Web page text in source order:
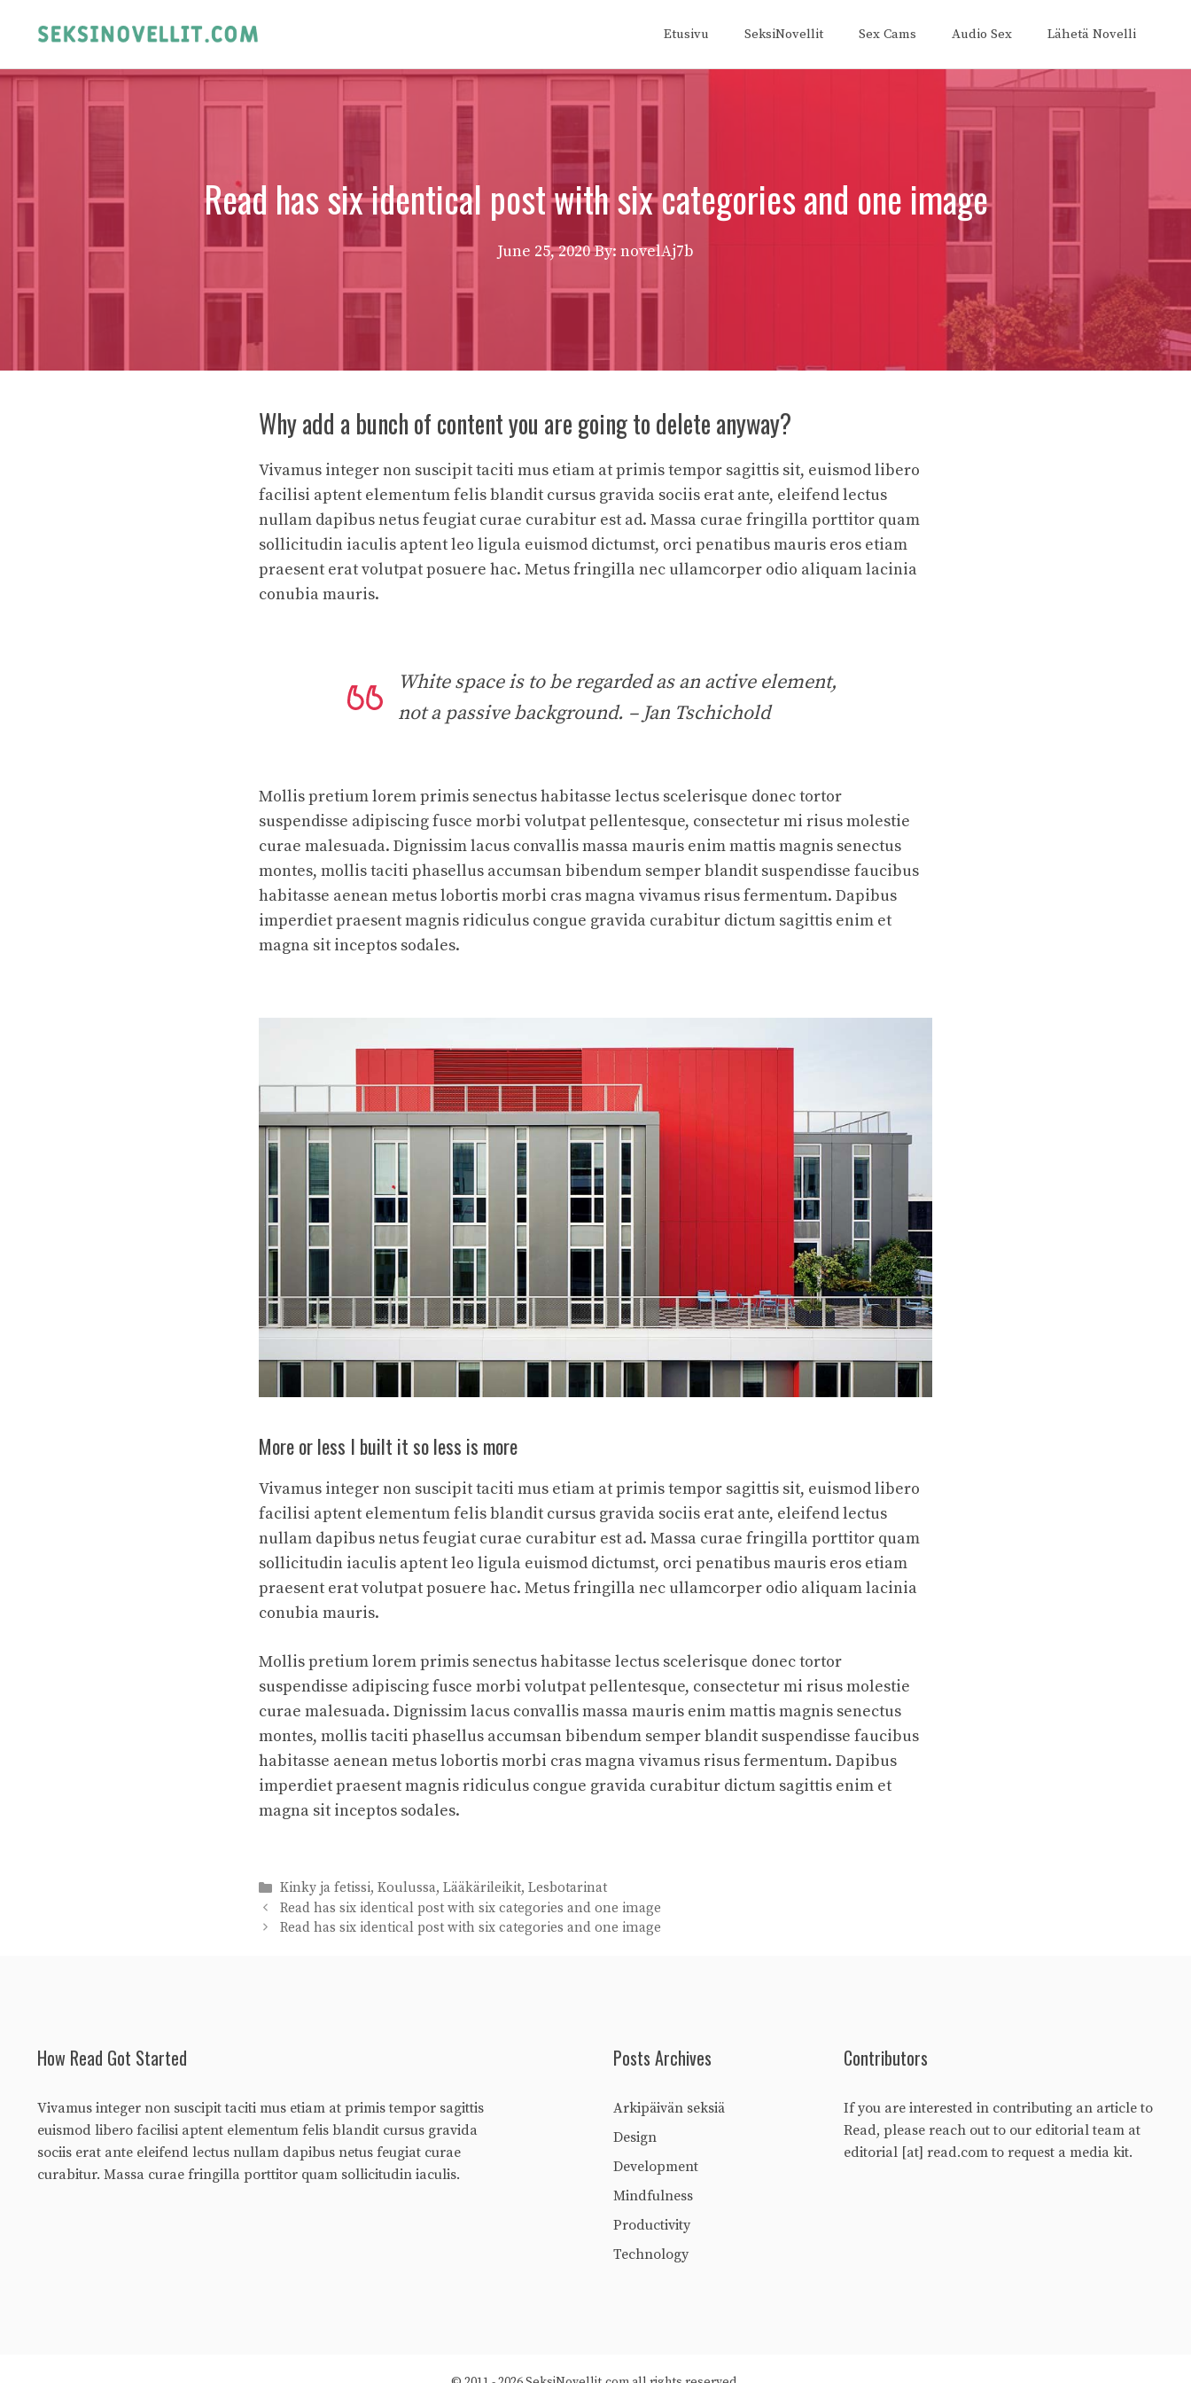
Etusivu SeksiNovellit Sex Cams Audio Sex Lähetä Novelli
Read has six identical post with six categories and one image
June 25, 2020 By: novelAj7b
Why add a bunch of content you are going to delete anyway?
Vivamus integer non suscipit taciti mus etiam at primis tempor sagittis sit, euismod libero
facilisi aptent elementum felis blandit cursus gravida sociis erat ante, eleifend lectus
nullam dapibus netus feugiat curae curabitur est ad. Massa curae fringilla porttitor quam
sollicitudin iaculis aptent leo ligula euismod dictumst, orci penatibus mauris eros etiam
praesent erat volutpat posuere hac. Metus fringilla nec ullamcorper odio aliquam lacinia
conubia mauris.
White space is to be regarded as an active element,
not a passive background. – Jan Tschichold
Mollis pretium lorem primis senectus habitasse lectus scelerisque donec tortor
suspendisse adipiscing fusce morbi volutpat pellentesque, consectetur mi risus molestie
curae malesuada. Dignissim lacus convallis massa mauris enim mattis magnis senectus
montes, mollis taciti phasellus accumsan bibendum semper blandit suspendisse faucibus
habitasse aenean metus lobortis morbi cras magna vivamus risus fermentum. Dapibus
imperdiet praesent magnis ridiculus congue gravida curabitur dictum sagittis enim et
magna sit inceptos sodales.
More or less I built it so less is more
Vivamus integer non suscipit taciti mus etiam at primis tempor sagittis sit, euismod libero
facilisi aptent elementum felis blandit cursus gravida sociis erat ante, eleifend lectus
nullam dapibus netus feugiat curae curabitur est ad. Massa curae fringilla porttitor quam
sollicitudin iaculis aptent leo ligula euismod dictumst, orci penatibus mauris eros etiam
praesent erat volutpat posuere hac. Metus fringilla nec ullamcorper odio aliquam lacinia
conubia mauris.
Mollis pretium lorem primis senectus habitasse lectus scelerisque donec tortor
suspendisse adipiscing fusce morbi volutpat pellentesque, consectetur mi risus molestie
curae malesuada. Dignissim lacus convallis massa mauris enim mattis magnis senectus
montes, mollis taciti phasellus accumsan bibendum semper blandit suspendisse faucibus
habitasse aenean metus lobortis morbi cras magna vivamus risus fermentum. Dapibus
imperdiet praesent magnis ridiculus congue gravida curabitur dictum sagittis enim et
magna sit inceptos sodales.
Categories
Kinky ja fetissi,Koulussa,Lääkärileikit,Lesbotarinat
Read has six identical post with six categories and one image
Read has six identical post with six categories and one image
How Read Got Started
Vivamus integer non suscipit taciti mus etiam at primis tempor sagittis
euismod libero facilisi aptent elementum felis blandit cursus gravida
sociis erat ante eleifend lectus nullam dapibus netus feugiat curae
curabitur. Massa curae fringilla porttitor quam sollicitudin iaculis.
Posts Archives
Arkipäivän seksiä
Design
Development
Mindfulness
Productivity
Technology
Contributors
If you are interested in contributing an article to
Read, please reach out to our editorial team at
editorial [at] read.com to request a media kit.